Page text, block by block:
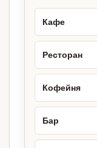
Кафе
Ресторан
Кофейня
Бар